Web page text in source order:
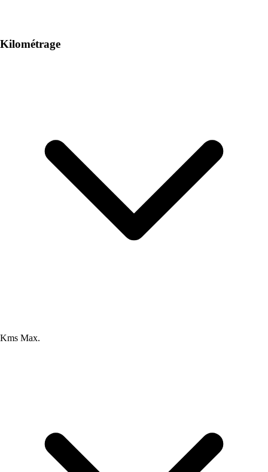
Kilométrage
Kms Max.